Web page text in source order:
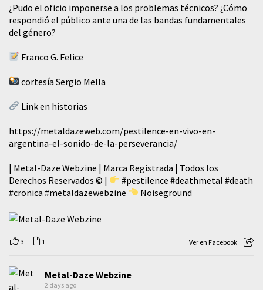
¿Pudo el oficio imponerse a los problemas técnicos? ¿Cómo
respondió el público ante una de las bandas fundamentales
del género?
Franco G. Felice
cortesía Sergio Mella
Link en historias
https://metaldazeweb.com/pestilence-en-vivo-en-
argentina-el-sonido-de-la-perseverancia/
| Metal-Daze Webzine | Marca Registrada | Todos los
Derechos Reservados © |
#pestilence #deathmetal #death
#cronica #metaldazewebzine Noiseground
3 1 Ver en Facebook
Metal-Daze Webzine
2 days ago